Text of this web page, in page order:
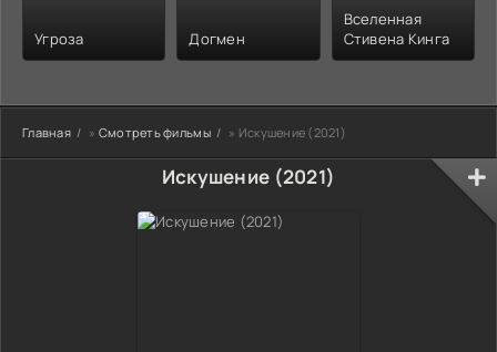
Угроза Догмен
Вселенная
Стивена Кинга
Главная » Смотреть фильмы » Искушение (2021)
Искушение (2021)